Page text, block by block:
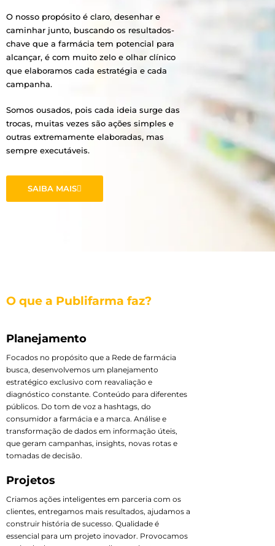
O nosso propósito é claro, desenhar e
caminhar junto, buscando os resultados-
chave que a farmácia tem potencial para
alcançar, é com muito zelo e olhar clínico
que elaboramos cada estratégia e cada
campanha.
Somos ousados, pois cada ideia surge das
trocas, muitas vezes são ações simples e
outras extremamente elaboradas, mas
sempre executáveis.
SAIBA MAIS
O que a Publifarma faz?
Planejamento
Focados no propósito que a Rede de farmácia
busca, desenvolvemos um planejamento
estratégico exclusivo com reavaliação e
diagnóstico constante. Conteúdo para diferentes
públicos. Do tom de voz a hashtags, do
consumidor a farmácia e a marca. Análise e
transformação de dados em informação úteis,
que geram campanhas, insights, novas rotas e
tomadas de decisão.
Projetos
Criamos ações inteligentes em parceria com os
clientes, entregamos mais resultados, ajudamos a
construir história de sucesso. Qualidade é
essencial para um projeto inovador. Provocamos